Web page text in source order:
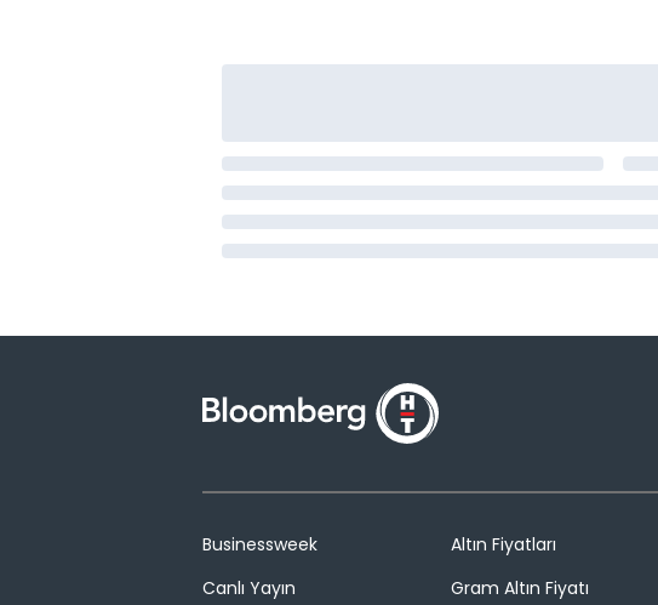
Businessweek
Canlı Yayın
Altın Fiyatları
Gram Altın Fiyatı